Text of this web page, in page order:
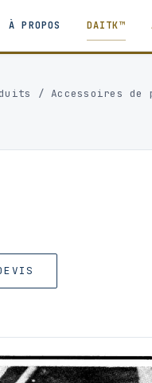
À PROPOS DAITK™
/Accessoires